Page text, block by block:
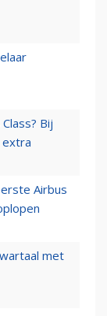
Bij
extra
Airbus
met